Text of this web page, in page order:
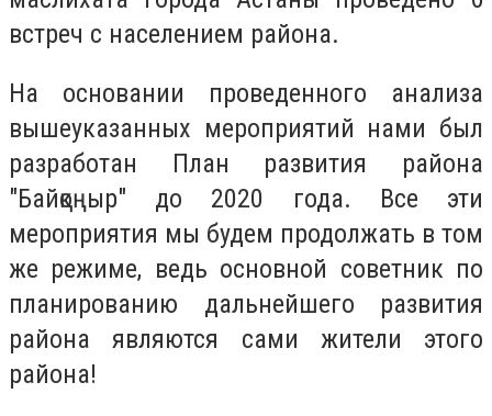
встреч с населением района.
На основании проведенного анализа
вышеуказанных мероприятий нами был
разработан План развития района
"Байқоңыр" до 2020 года. Все эти
мероприятия мы будем продолжать в том
же режиме, ведь основной советник по
планированию дальнейшего развития
района являются сами жители этого
района!